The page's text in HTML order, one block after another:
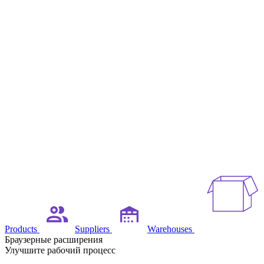
Products Suppliers Warehouses
Браузерные расширения
Улучшите рабочий процесс